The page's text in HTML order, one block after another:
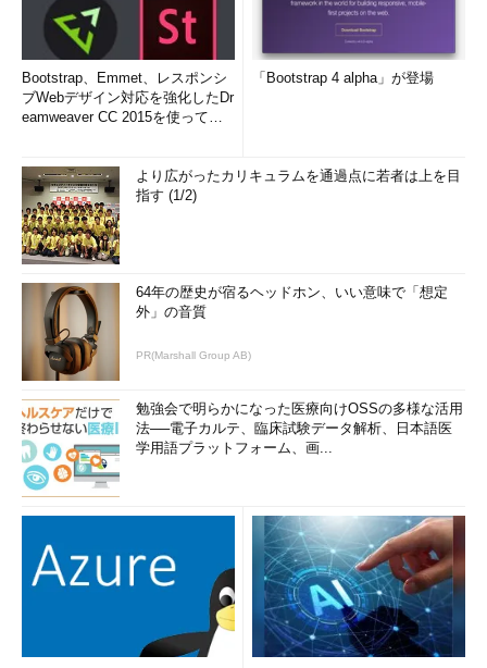
Bootstrap、Emmet、レスポンシ
ブWebデザイン対応を強化したDr
eamweaver CC 2015を使って
「Bootstrap 4 alpha」が登場
より広がったカリキュラムを通過点に若者は上を目
指す (1/2)
64年の歴史が宿るヘッドホン、いい意味で「想定
外」の音質
PR(Marshall Group AB)
勉強会で明らかになった医療向けOSSの多様な活用
法──電子カルテ、臨床試験データ解析、日本語医
学用語プラットフォーム、画...